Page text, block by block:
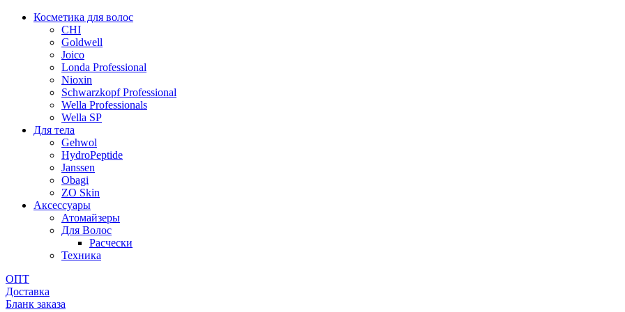
Косметика для волос
CHI
Goldwell
Joico
Londa Professional
Nioxin
Schwarzkopf Professional
Wella Professionals
Wella SP
Для тела
Gehwol
HydroPeptide
Janssen
Obagi
ZO Skin
Aксессуары
Атомайзеры
Для Волос
Расчески
Техника
ОПТ
Доставка
Бланк заказа